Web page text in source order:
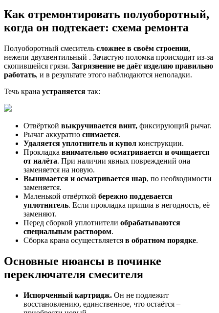
Как отремонтировать полуоборотный,
когда он подтекает: схема ремонта
Полуоборотный смеситель сложнее в своём строении,
нежели двухвентильный . Зачастую поломка происходит из-за
скопившейся грязи. Загрязнение не даёт изделию правильно
работать, и в результате этого наблюдаются неполадки.
Течь крана устраняется так:
Отвёрткой выкручивается винт, фиксирующий рычаг.
Рычаг аккуратно снимается.
Удаляется уплотнитель и купол конструкции.
Прокладка внимательно осматривается и очищается
от налёта. При наличии явных повреждений она
заменяется на новую.
Вынимается и осматривается шар, по необходимости
заменяется.
Маленькой отвёрткой бережно поддевается
уплотнитель. Если прокладка пришла в негодность, её
заменяют.
Перед сборкой уплотнители обрабатываются
специальным раствором.
Сборка крана осуществляется в обратном порядке.
Основные нюансы в починке
переключателя смесителя
Испорченный картридж. Он не подлежит
восстановлению, единственное, что остаётся –